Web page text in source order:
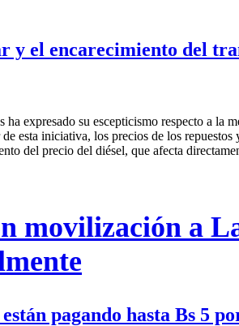
y el encarecimiento del
expresado su escepticismo respecto a la
esta iniciativa, los precios de los
del precio del diésel, que afecta
movilización a
pagando hasta Bs 5